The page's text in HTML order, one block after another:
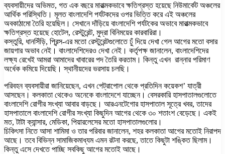
ব্যবসায়ীদের অভিমত, গত এক বছরে মারাত্মকভাবে ক্ষতিগ্রস্ত হয়েছে নিউমার্কেট অঞ্চলের
আর্থিক পরিস্থিতি। মূলত বাংলাদেশি পর্যটকদের ওপর ভিত্তি করে এই অঞ্চলের
অবকাঠামো তৈরি হয়েছিল। সেখানে দাঁড়িয়ে বাংলাদেশি পর্যটকের অভাবে মারাত্মকভাবে
ক্ষতিগ্রস্ত হয়েছে হোটেল, রেস্টুরেন্ট, মুদ্রা বিনিময়ের কারবারিরা।
কস্তুরি, ধানসিঁড়ি, প্রিন্স-এর মতো রেস্টুরেন্টগুলোতে ঢুঁ দিয়ে দেখা গেল আগের মতো বসার
জায়গার অভাব নেই। বাংলাদেশিদেরও দেখা নেই। কর্তৃপক্ষ জানালেন, বাংলাদেশিদের
লক্ষ্য রেখেই আমরা আমাদের খাবারের পদ তৈরি করতাম। কিন্তু এখন রান্নার পরিমাণ
অর্ধেক কমিয়ে দিয়েছি। স্থানীয়দের ভরসায় চলছি।
পরিবহন ব্যবসায়ীরা জানিয়েছেন, এখন পেট্রাপোল থেকে প্রতিদিন কয়েকশ’ যাত্রী
আসছেন। কলকাতা থেকেও অনেকে বাংলাদেশে যাচ্ছেন। বেসরকারি হাসপাতালগুলোতে
বাংলাদেশি রোগীর সংখ্যা আবার বাড়ছে। আরএনটেগোর হাসপাতাল সূত্রে খবর, তাদের
হাসপাতালে বাংলাদেশি রোগীর সংখ্যা কিছুদিন আগের থেকে ৩০ শতাংশ বেড়েছে। একই
মত, টাটা ক্যান্সার, মেডিকা, পিয়ারলেসের মতো হাসপাতালগুলোর।
চিকিৎসা নিতে আসা শামিমা ও তার পরিবার জানালেন, শহর কলকাতা আগের মতোই নিরাপদ
আছে। তবে বিভিন্ন সামাজিকমাধ্যম এমন রটনা করছে, তাতে কিছুটা শঙ্কিত ছিলাম।
কিন্তু এসে দেখতে পাচ্ছি সবকিছু আগের মতোই আছে।